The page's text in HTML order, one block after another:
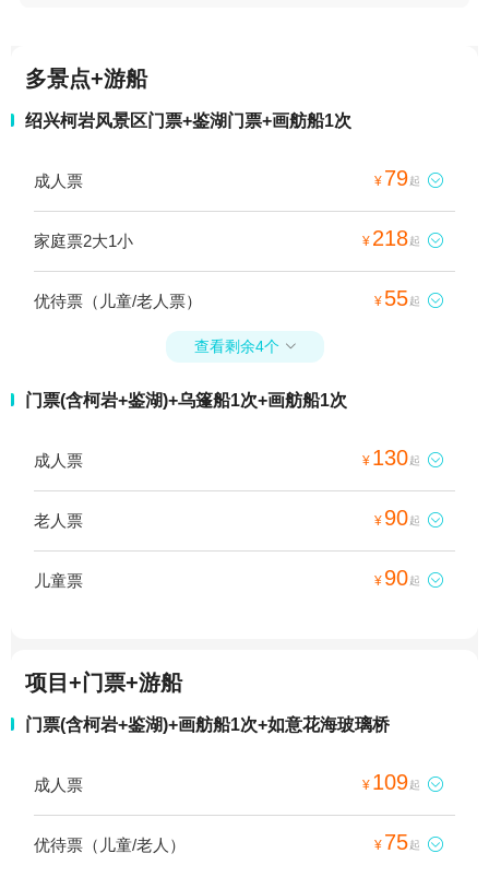
多景点+游船
绍兴柯岩风景区门票+鉴湖门票+画舫船1次
成人票 ¥ 79起 
家庭票2大1小 ¥ 218起 
优待票（儿童/老人票） ¥ 55起 
查看剩余4个 
门票(含柯岩+鉴湖)+乌篷船1次+画舫船1次
成人票 ¥ 130起 
老人票 ¥ 90起 
儿童票 ¥ 90起 
项目+门票+游船
门票(含柯岩+鉴湖)+画舫船1次+如意花海玻璃桥
成人票 ¥ 109起 
优待票（儿童/老人） ¥ 75起 